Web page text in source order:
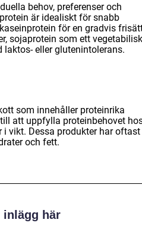
behov, preferenser och
är idealiskt för snabb
för en gradvis
sojaprotein som ett
eller glutenintolerans.
som innehåller proteinrika
att uppfylla proteinbehovet
i vikt. Dessa produkter har
och fett.
inlägg här